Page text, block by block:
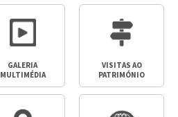
GALERIA
MULTIMÉDIA
VISITAS AO
PATRIMÓNIO